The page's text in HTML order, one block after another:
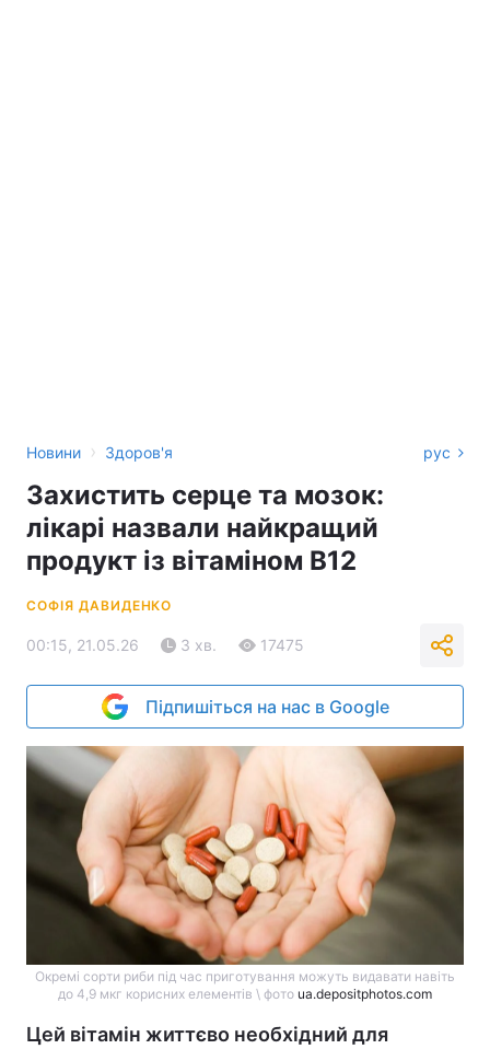
Новини › Здоров'я рус
Захистить серце та мозок:
лікарі назвали найкращий
продукт із вітаміном B12
СОФІЯ ДАВИДЕНКО
00:15, 21.05.26 3 хв. 17475
Підпишіться на нас в Google
Окремі сорти риби під час приготування можуть видавати навіть
до 4,9 мкг корисних елементів \ фото ua.depositphotos.com
Цей вітамін життєво необхідний для